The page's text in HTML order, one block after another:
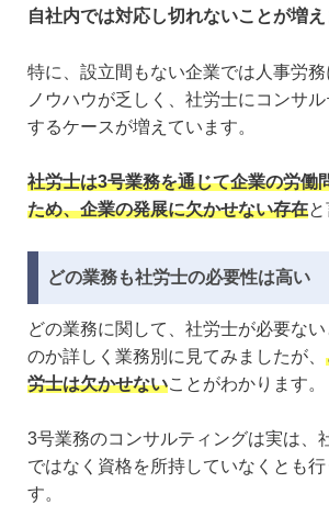
自社内では対応し切れないことが増
特に、設立間もない企業では人事労
ノウハウが乏しく、社労士にコンサ
するケースが増えています。
社労士は3号業務を通じて企業の労働
ため、企業の発展に欠かせない存在
どの業務も社労士の必要性は高い
どの業務に関して、社労士が必要な
のか詳しく業務別に見てみましたが、
労士は欠かせないことがわかります。
3号業務のコンサルティングは実は、
ではなく資格を所持していなくとも行
す。